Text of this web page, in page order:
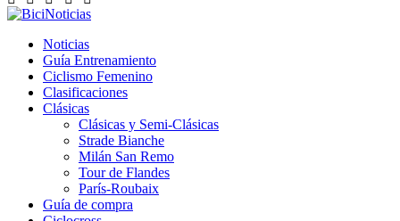
Noticias
Guía Entrenamiento
Ciclismo Femenino
Clasificaciones
Clásicas
Clásicas y Semi-Clásicas
Strade Bianche
Milán San Remo
Tour de Flandes
París-Roubaix
Guía de compra